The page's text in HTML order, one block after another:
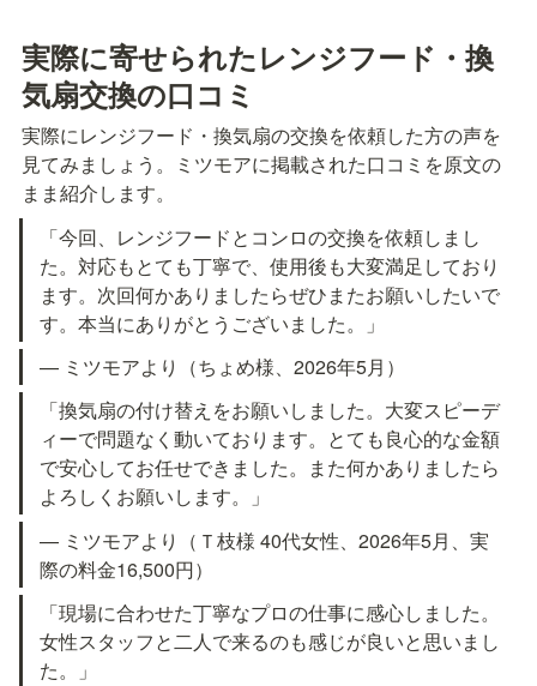
実際に寄せられたレンジフード・換
気扇交換の口コミ
実際にレンジフード・換気扇の交換を依頼した方の声を
見てみましょう。ミツモアに掲載された口コミを原文の
まま紹介します。
「今回、レンジフードとコンロの交換を依頼しまし
た。対応もとても丁寧で、使用後も大変満足しており
ます。次回何かありましたらぜひまたお願いしたいで
す。本当にありがとうございました。」
— ミツモアより（ちょめ様、2026年5月）
「換気扇の付け替えをお願いしました。大変スピーデ
ィーで問題なく動いております。とても良心的な金額
で安心してお任せできました。また何かありましたら
よろしくお願いします。」
— ミツモアより（Ｔ枝様 40代女性、2026年5月、実
際の料金16,500円）
「現場に合わせた丁寧なプロの仕事に感心しました。
女性スタッフと二人で来るのも感じが良いと思いまし
た。」